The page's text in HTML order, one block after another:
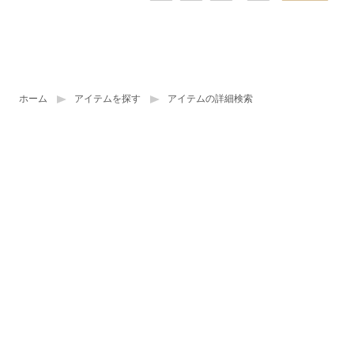
ホーム アイテムを探す アイテムの詳細検索